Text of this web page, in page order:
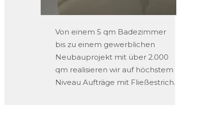
Von einem 5 qm Badezimmer
bis zu einem gewerblichen
Neubauprojekt mit über 2.000
qm realisieren wir auf höchstem
Niveau Aufträge mit Fließestrich.